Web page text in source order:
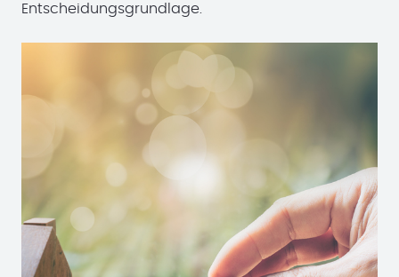
Entscheidungsgrundlage.